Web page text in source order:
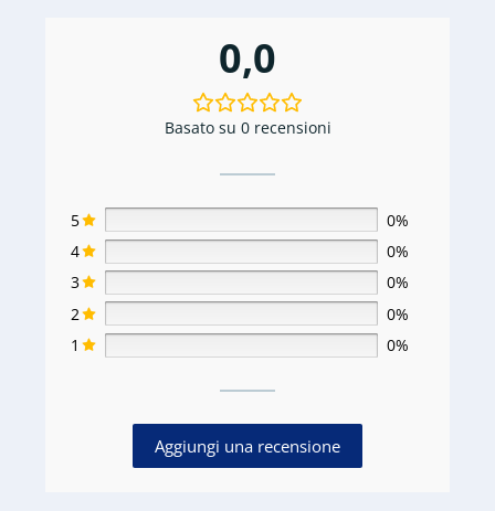
0,0
Basato su 0 recensioni
5
0%
4
0%
3
0%
2
0%
1
0%
Aggiungi una recensione